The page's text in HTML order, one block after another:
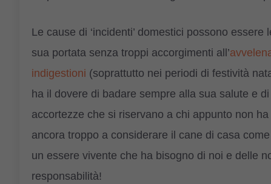
Le cause di ‘incidenti’ domestici possono essere
sua portata senza troppi accorgimenti all’
indigestioni (soprattutto nei periodi di festività
ha il dovere di badare sempre alla sua salute e
accortezze che si riservano a chi appunto non
ancora troppo a considerare il cane di casa
un essere vivente che ha bisogno di noi e delle
responsabilità!